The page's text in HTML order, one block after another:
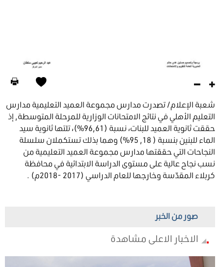
شعبة الإعلام/ تصدرت مدارس مجموعة العميد التعليمية مدارس
التعليم الأهلي في نتائج الامتحانات الوزارية للمرحلة المتوسطة, إذ
حققت ثانوية العميد للبنات، نسبة (96,61%)، تلتها ثانوية سيد
الماء للبنين بنسبة ( 18, 95%) وهما بذلك تستكملان سلسلة
النجاحات التي حققتها مدارس مجموعة العميد التعليمية من
نسب نجاح عالية على مستوى الدراسة الابتدائية في محافظة
كربلاء المقدّسة وخارجها للعام الدراسي (2017 -2018م) .
صور من الخبر
الاخبار الاعلى مشاهدة